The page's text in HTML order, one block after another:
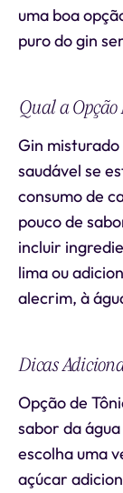
uma boa
puro do gin
Qual a
Gin misturado
saudável se
consumo de
pouco de
incluir
lima ou
alecrim, à
Dicas
Opção de
sabor da
escolha uma
açúcar